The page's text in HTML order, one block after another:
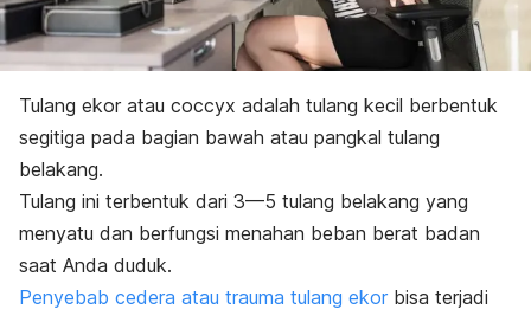
Tulang ekor atau coccyx adalah tulang kecil berbentuk
segitiga pada bagian bawah atau pangkal tulang
belakang.
Tulang ini terbentuk dari 3—5 tulang belakang yang
menyatu dan berfungsi menahan beban berat badan
saat Anda duduk.
Penyebab cedera atau trauma tulang ekor bisa terjadi